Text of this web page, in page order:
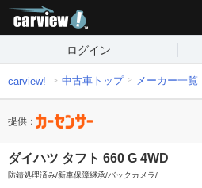
ログイン
carview! 中古車トップ メーカー一覧
提供：
ダイハツ タフト 660 G 4WD
防錆処理済み/新車保障継承/バックカメラ/